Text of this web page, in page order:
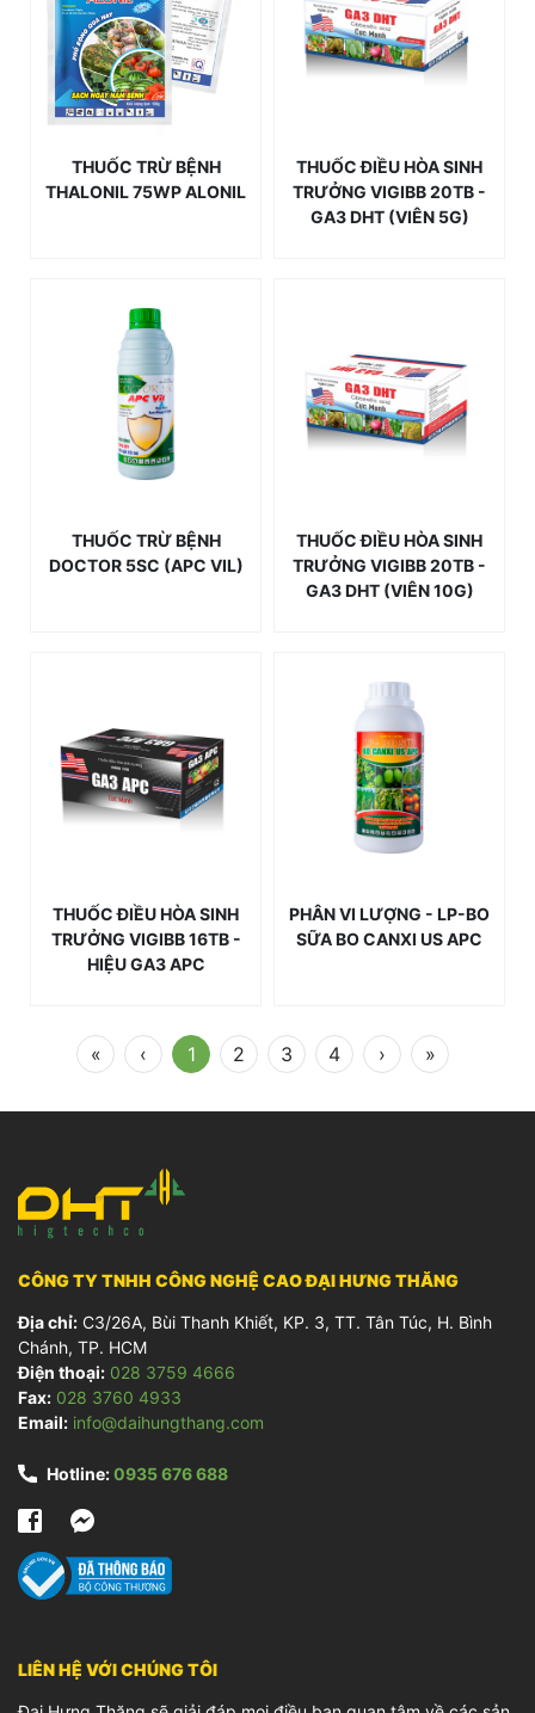
THUỐC TRỪ BỆNH
THALONIL 75WP ALONIL
THUỐC ĐIỀU HÒA SINH
TRƯỞNG VIGIBB 20TB -
GA3 DHT (VIÊN 5G)
THUỐC TRỪ BỆNH
DOCTOR 5SC (APC VIL)
THUỐC ĐIỀU HÒA SINH
TRƯỞNG VIGIBB 20TB -
GA3 DHT (VIÊN 10G)
THUỐC ĐIỀU HÒA SINH
TRƯỞNG VIGIBB 16TB -
HIỆU GA3 APC
PHÂN VI LƯỢNG - LP-BO
SỮA BO CANXI US APC
« ‹ 1 2 3 4 › »
CÔNG TY TNHH CÔNG NGHỆ CAO ĐẠI HƯNG THĂNG
Địa chỉ: C3/26A, Bùi Thanh Khiết, KP. 3, TT. Tân Túc, H. Bình
Chánh, TP. HCM
Điện thoại: 028 3759 4666
Fax: 028 3760 4933
Email: info@daihungthang.com
Hotline:0935 676 688
LIÊN HỆ VỚI CHÚNG TÔI